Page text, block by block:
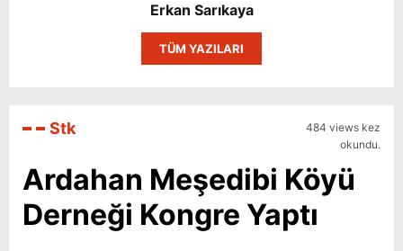
Erkan Sarıkaya
TÜM YAZILARI
Stk
484 views kez
okundu.
Ardahan Meşedibi Köyü
Derneği Kongre Yaptı